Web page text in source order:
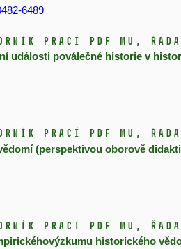
6489
prací PdF MU,
události poválečné historie v
prací PdF MU,
(perspektivou oborově
prací PdF MU,
historického